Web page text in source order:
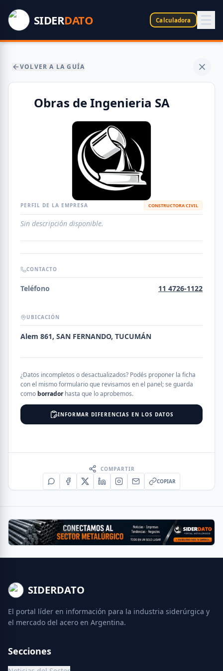
SIDERDATO Calculadora
VOLVER A LA GUÍA
Obras de Ingenieria SA
PERFIL DE LA EMPRESA CONSTRUCTORA CIVIL
Sin descripción disponible.
CONTACTO
Teléfono 11 4726-1122
UBICACIÓN
Alem 861, SAN FERNANDO, TUCUMÁN
¿Datos incompletos o desactualizados? Podés proponer la ficha
con el mismo formulario que revisamos en el panel; se guarda
como borradorhasta que lo aprobemos.
INFORMAR DIFERENCIAS EN LOS DATOS
COMPARTIR
COPIAR
SIDERDATO
El portal líder en información para la industria siderúrgica y
el mercado del acero en Argentina.
Secciones